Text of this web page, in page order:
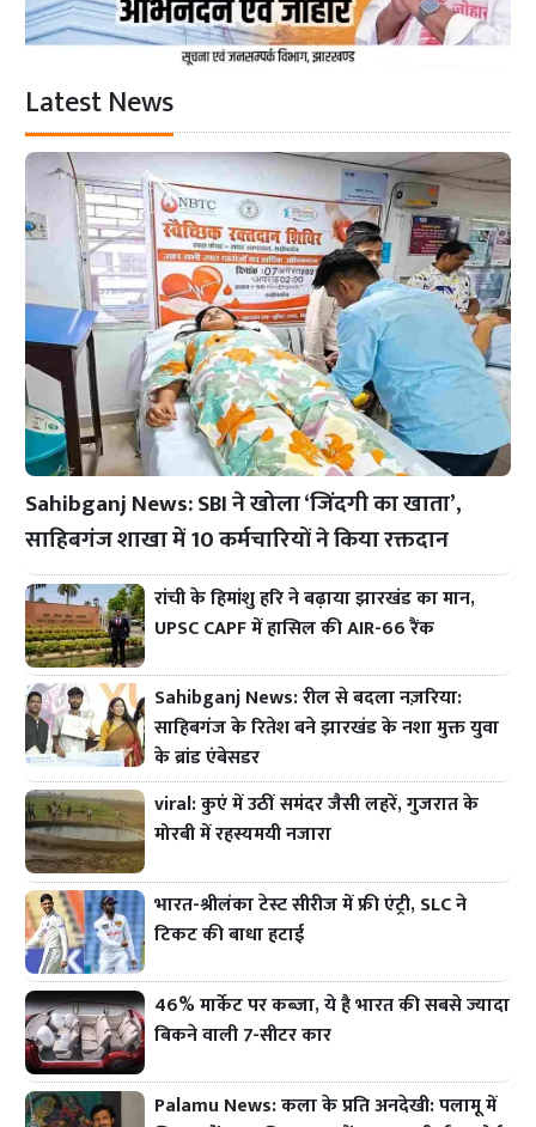
Latest News
Sahibganj News: SBI ने खोला ‘जिंदगी का खाता’,
साहिबगंज शाखा में 10 कर्मचारियों ने किया रक्तदान
रांची के हिमांशु हरि ने बढ़ाया झारखंड का मान,
UPSC CAPF में हासिल की AIR-66 रैंक
Sahibganj News: रील से बदला नज़रिया:
साहिबगंज के रितेश बने झारखंड के नशा मुक्त युवा
के ब्रांड एंबेसडर
viral: कुएं में उठीं समंदर जैसी लहरें, गुजरात के
मोरबी में रहस्यमयी नजारा
भारत-श्रीलंका टेस्ट सीरीज में फ्री एंट्री, SLC ने
टिकट की बाधा हटाई
46% मार्केट पर कब्जा, ये है भारत की सबसे ज्यादा
बिकने वाली 7-सीटर कार
Palamu News: कला के प्रति अनदेखी: पलामू में